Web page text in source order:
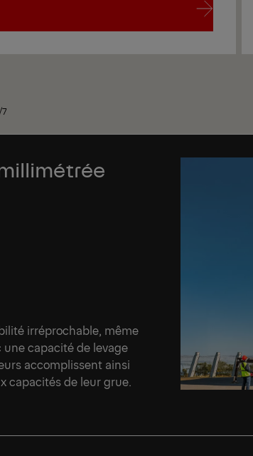
7
irréprochable, même
capacité de levage
accomplissent ainsi
capacités de leur grue.